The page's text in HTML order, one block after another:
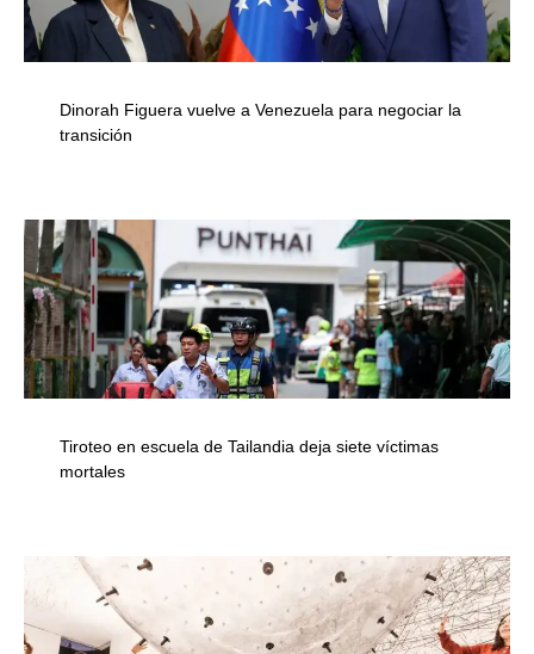
Dinorah Figuera vuelve a Venezuela para negociar la
transición
Tiroteo en escuela de Tailandia deja siete víctimas
mortales